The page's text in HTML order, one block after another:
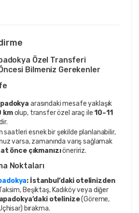
Özel Transferi
Bilmeniz Gerekenler
arasındaki mesafe yaklaşık
kmolup, transfer özel araç ile10–11
saatleri esnek bir şekilde planlanabilir,
varsa, zamanında varış sağlamak
önce çıkmanızıöneririz.
Noktaları
: İstanbul’daki otelinizden
Beşiktaş, Kadıköy veya diğer
otelinize(Göreme,
bırakma.